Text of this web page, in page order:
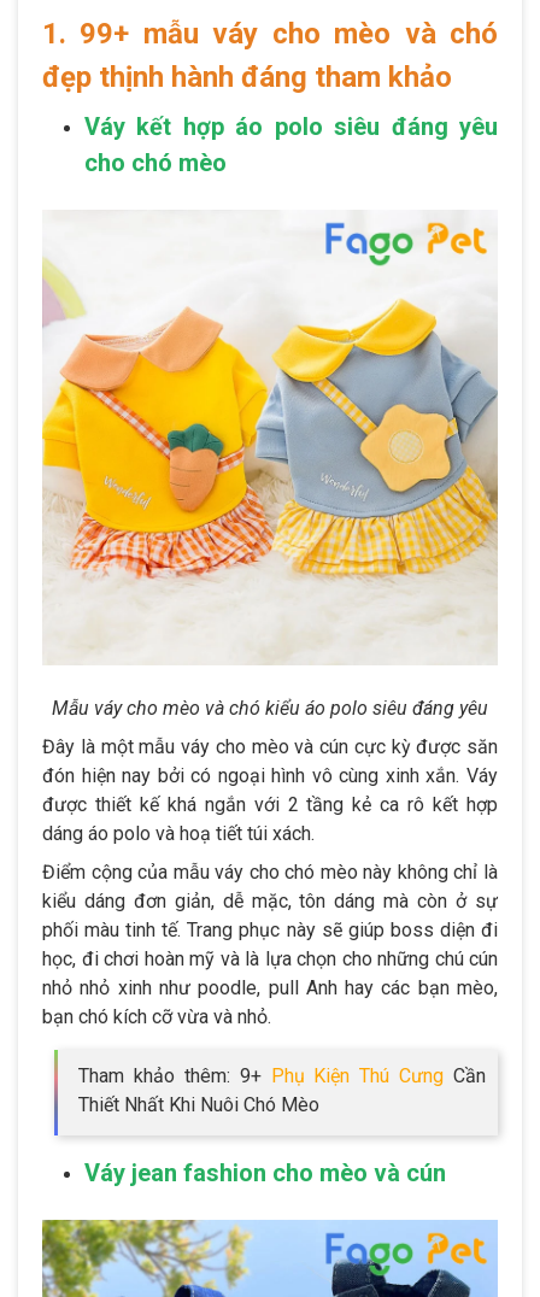
1. 99+ mẫu váy cho mèo và chó
đẹp thịnh hành đáng tham khảo
Váy kết hợp áo polo siêu đáng yêu
cho chó mèo
Mẫu váy cho mèo và chó kiểu áo polo siêu đáng yêu
Đây là một mẫu váy cho mèo và cún cực kỳ được săn
đón hiện nay bởi có ngoại hình vô cùng xinh xắn. Váy
được thiết kế khá ngắn với 2 tầng kẻ ca rô kết hợp
dáng áo polo và hoạ tiết túi xách.
Điểm cộng của mẫu váy cho chó mèo này không chỉ là
kiểu dáng đơn giản, dễ mặc, tôn dáng mà còn ở sự
phối màu tinh tế. Trang phục này sẽ giúp boss diện đi
học, đi chơi hoàn mỹ và là lựa chọn cho những chú cún
nhỏ nhỏ xinh như poodle, pull Anh hay các bạn mèo,
bạn chó kích cỡ vừa và nhỏ.
Tham khảo thêm: 9+ Phụ Kiện Thú Cưng Cần
Thiết Nhất Khi Nuôi Chó Mèo
Váy jean fashion cho mèo và cún